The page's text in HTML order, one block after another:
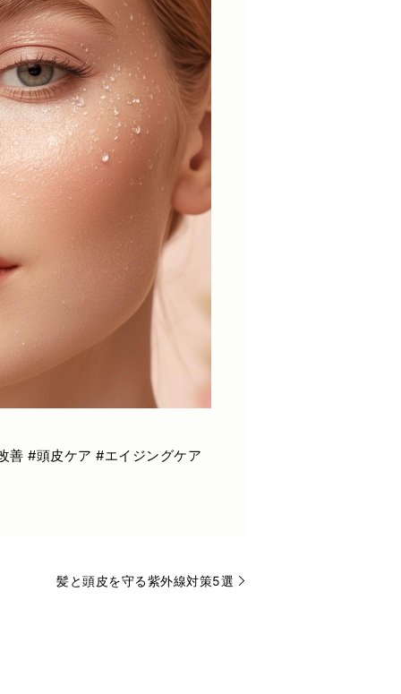
善 #頭皮ケア #エイジングケア
髪と頭皮を守る紫外線対策5選